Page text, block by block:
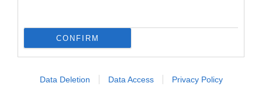
CONFIRM
Data Deletion Data Access Privacy Policy